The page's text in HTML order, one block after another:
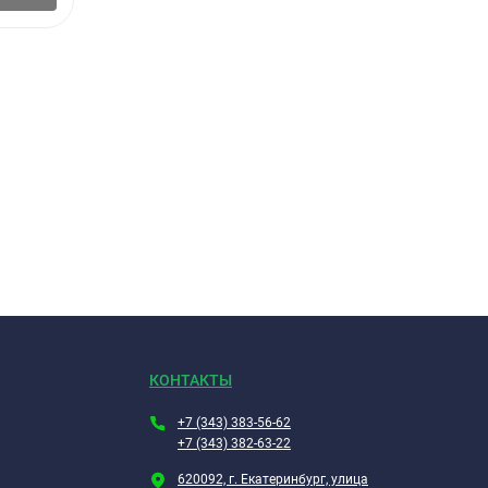
КОНТАКТЫ
+7 (343) 383-56-62
+7 (343) 382-63-22
620092, г. Екатеринбург, улица